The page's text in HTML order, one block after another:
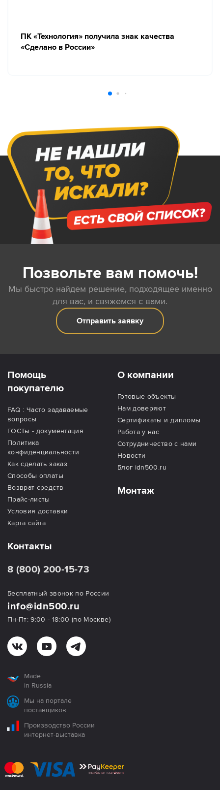
ПК «Технология» получила знак качества
«Сделано в России»
Позвольте вам помочь!
Мы быстро найдем решение, подходящее именно
для вас, и свяжемся с вами.
Отправить заявку
Помощь
покупателю
FAQ : Часто задаваемые
вопросы
ГОСТы - документация
Политика
конфиденциальности
Как сделать заказ
Способы оплаты
Возврат средств
Прайс-листы
Условия доставки
Карта сайта
О компании
Готовые объекты
Нам доверяют
Сертификаты и дипломы
Работа у нас
Сотрудничество с нами
Новости
Блог idn500.ru
Монтаж
Контакты
8 (800) 200-15-73
Бесплатный звонок по России
info@idn500.ru
Пн-Пт: 9:00 - 18:00 (по Москве)
Made
in Russia
Мы на портале
поставщиков
Производство России
интернет-выставка